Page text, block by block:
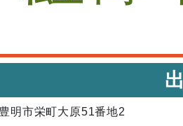
明市栄町大原51番地2